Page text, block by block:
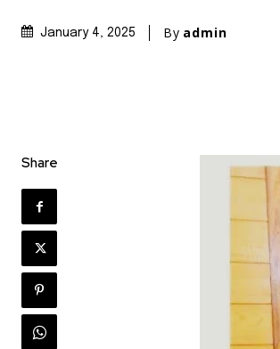
Join
of the
To subscribe,
January 4, 2025 By admin
Share